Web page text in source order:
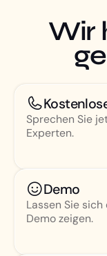
Wir
Sprechen Sie
Experten.
Demo
Lassen Sie
Demo zeigen.